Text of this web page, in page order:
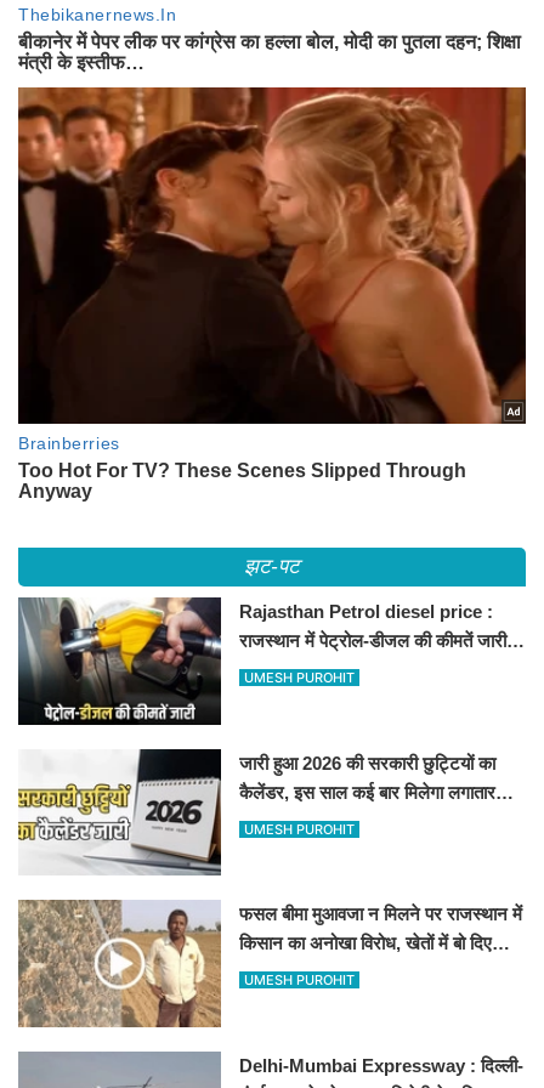
झट-पट
Rajasthan Petrol diesel price :
राजस्थान में पेट्रोल-डीजल की कीमतें जारी,
जानिए बीकानेर समेत पुरे प्रदेश में नए रेट
UMESH PUROHIT
जारी हुआ 2026 की सरकारी छुट्टियों का
कैलेंडर, इस साल कई बार मिलेगा लगातार
अवकाश, देखें
UMESH PUROHIT
फसल बीमा मुआवजा न मिलने पर राजस्थान में
किसान का अनोखा विरोध, खेतों में बो दिए
500-500 रुपए के नोट, वीडियो वायरल
UMESH PUROHIT
Delhi-Mumbai Expressway : दिल्ली-